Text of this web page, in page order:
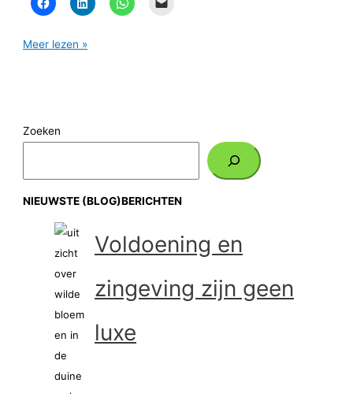
Meer lezen »
Zoeken
NIEUWSTE (BLOG)BERICHTEN
Voldoening en
zingeving zijn geen
luxe